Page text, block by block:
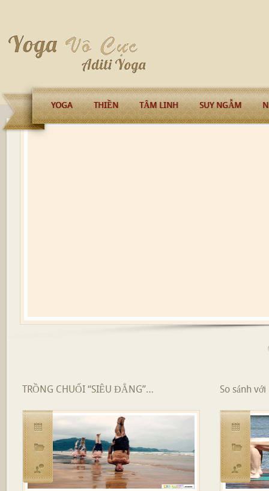
YOGA THIỀN TÂM LINH SUY NGẪM
TRỒNG CHUỐI “SIÊU ĐẲNG”… So sánh